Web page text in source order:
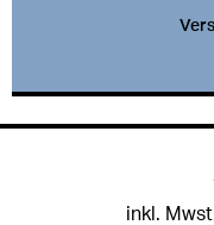
inkl.